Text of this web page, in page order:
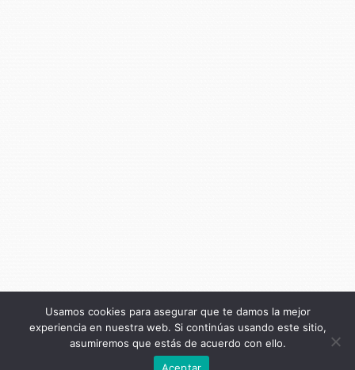
Usamos cookies para asegurar que te damos la mejor
experiencia en nuestra web. Si continúas usando este sitio,
asumiremos que estás de acuerdo con ello.
Aceptar